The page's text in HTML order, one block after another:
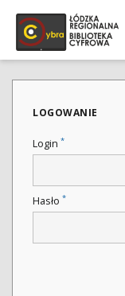
LOGOWANIE
Login *
Hasło *